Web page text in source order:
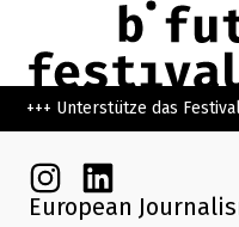
Zum Hauptinhalt
Zur Startseite
Instagram
Linkedin
+++ Unterstütze das
European